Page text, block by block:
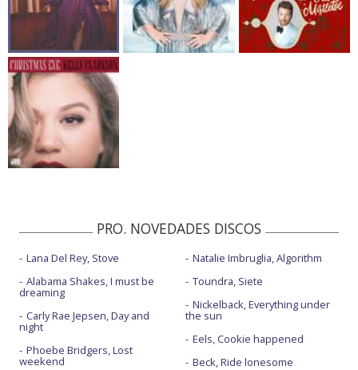
PRO. NOVEDADES DISCOS
Lana Del Rey, Stove
Alabama Shakes, I must be
dreaming
Carly Rae Jepsen, Day and
night
Phoebe Bridgers, Lost
weekend
Natalie Imbruglia, Algorithm
Toundra, Siete
Nickelback, Everything under
the sun
Eels, Cookie happened
Beck, Ride lonesome